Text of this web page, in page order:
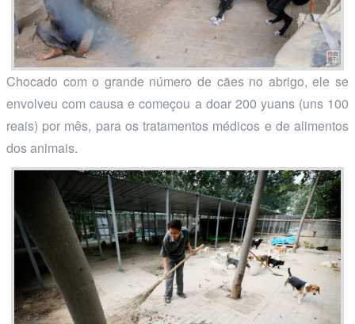
Chocado com o grande número de cães no abrigo, ele se
envolveu com causa e começou a doar 200 yuans (uns 100
reais) por mês, para os tratamentos médicos e de alimentos
dos animais.